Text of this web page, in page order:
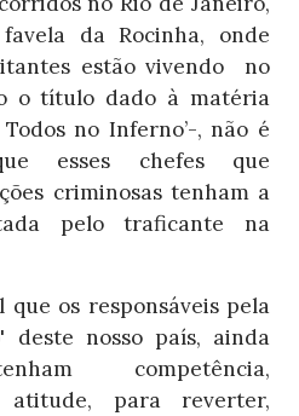
da Rocinha, onde
estão vivendo no
o título dado à matéria
Todos no Inferno’-, não é
esses chefes que
criminosas tenham a
pelo traficante na
os responsáveis pela
deste nosso país, ainda
competência,
atitude, para reverter,